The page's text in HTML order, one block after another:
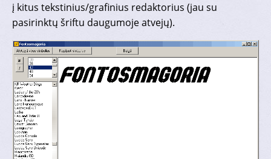
į kitus tekstinius/grafinius redaktorius (jau su
pasirinktų šriftu daugumoje atvejų).